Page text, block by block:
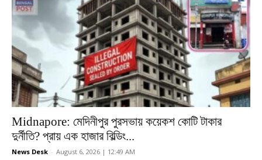
Midnapore: মেদিনীপুর পুরসভায় কয়েকশ কোটি টাকার
দুর্নীতি? প্রায় এক হাজার বিল্ডিং...
News Desk - August 6, 2026 | 12:49 AM